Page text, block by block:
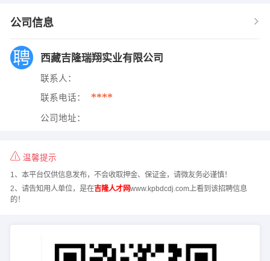
公司信息
西藏吉隆瑞翔实业有限公司
联系人：
联系电话： ****
公司地址：
温馨提示
1、本平台仅供信息发布，不会收取押金、保证金，请微友务必谨慎！
2、请告知用人单位，是在吉隆人才网www.kpbdcdj.com上看到该招聘信息
的！